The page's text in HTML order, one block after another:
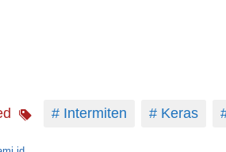
# Intermiten # Keras